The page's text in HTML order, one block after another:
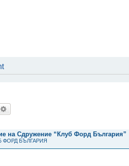
на Сдружение “Клуб Форд България”
ФОРД БЪЛГАРИЯ